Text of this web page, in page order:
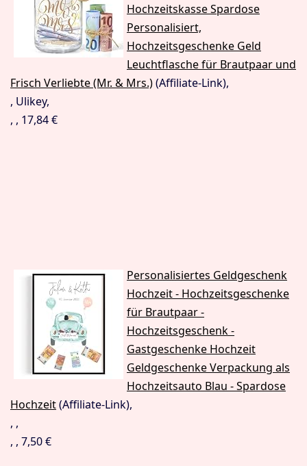
Hochzeitskasse Spardose
Personalisiert,
Hochzeitsgeschenke Geld
Leuchtflasche für Brautpaar und
Frisch Verliebte (Mr. & Mrs.)(Affiliate-Link),
, Ulikey,
, , 17,84 €
Personalisiertes Geldgeschenk
Hochzeit ‐ Hochzeitsgeschenke
für Brautpaar ‐
Hochzeitsgeschenk ‐
Gastgeschenke Hochzeit
Geldgeschenke Verpackung als
Hochzeitsauto Blau - Spardose
Hochzeit(Affiliate-Link),
, ,
, , 7,50 €